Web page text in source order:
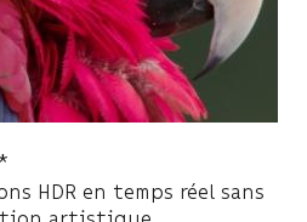
HDR en temps réel sans